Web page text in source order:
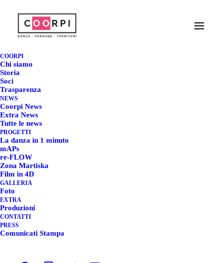
COORPI
Chi siamo
Storia
Soci
Trasparenza
NEWS
Coorpi News
Extra News
Tutte le news
PROGETTI
La danza in 1 minuto
mAPs
re-FLOW
Zona Martiska
Film in 4D
GALLERIA
Foto
EXTRA
Produzioni
CONTATTI
PRESS
Comunicati Stampa
IL PROGETTO MAPS @
DANCESCREEN 2019 +
4 NOVEMBRE 2019
IL PROGETTO MAPS @
TANZRAUSCHEN
FESTIVAL